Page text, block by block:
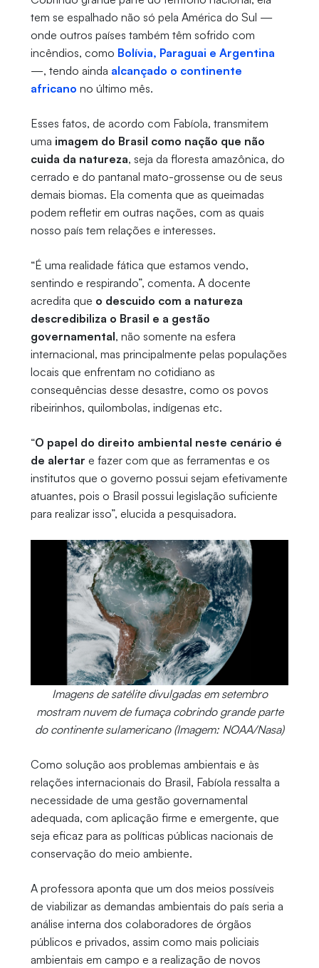
tem se espalhado não só pela América do Sul —
onde outros países também têm sofrido com
incêndios, como Bolívia, Paraguai e Argentina
—, tendo ainda alcançado o continente
africano no último mês.
Esses fatos, de acordo com Fabíola, transmitem
uma imagem do Brasil como nação que não
cuida da natureza, seja da floresta amazônica, do
cerrado e do pantanal mato-grossense ou de seus
demais biomas. Ela comenta que as queimadas
podem refletir em outras nações, com as quais
nosso país tem relações e interesses.
“É uma realidade fática que estamos vendo,
sentindo e respirando”, comenta. A docente
acredita que o descuido com a natureza
descredibiliza o Brasil e a gestão
governamental, não somente na esfera
internacional, mas principalmente pelas populações
locais que enfrentam no cotidiano as
consequências desse desastre, como os povos
ribeirinhos, quilombolas, indígenas etc.
“O papel do direito ambiental neste cenário é
de alertar e fazer com que as ferramentas e os
institutos que o governo possui sejam efetivamente
atuantes, pois o Brasil possui legislação suficiente
para realizar isso”, elucida a pesquisadora.
Imagens de satélite divulgadas em setembro
mostram nuvem de fumaça cobrindo grande parte
do continente sulamericano (Imagem: NOAA/Nasa)
Como solução aos problemas ambientais e às
relações internacionais do Brasil, Fabíola ressalta a
necessidade de uma gestão governamental
adequada, com aplicação firme e emergente, que
seja eficaz para as políticas públicas nacionais de
conservação do meio ambiente.
A professora aponta que um dos meios possíveis
de viabilizar as demandas ambientais do país seria a
análise interna dos colaboradores de órgãos
públicos e privados, assim como mais policiais
ambientais em campo e a realização de novos